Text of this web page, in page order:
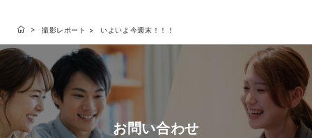
撮影レポート いよいよ今週末！！！
お問い合わせ